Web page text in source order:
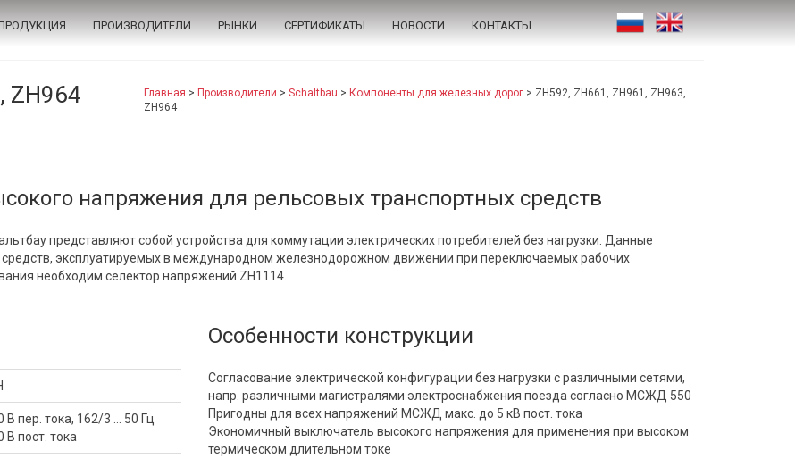
ПРОИЗВОДИТЕЛИ РЫНКИ СЕРТИФИКАТЫ НОВОСТИ КОНТАКТЫ
ZH964 Главная > Производители > Schaltbau > Компоненты для железных дорог > ZH592, ZH661, ZH961, ZH963,
ZH964
напряжения для рельсовых транспортных средств
представляют собой устройства для коммутации электрических потребителей без нагрузки. Данные
эксплуатируемых в международном железнодорожном движении при переключаемых рабочих
необходим селектор напряжений ZH1114.
В пер. тока, 162/3 … 50 Гц
В пост. тока
Особенности конструкции
Согласование электрической конфигурации без нагрузки с различными сетями,
напр. различными магистралями электроснабжения поезда согласно МСЖД 550
Пригодны для всех напряжений МСЖД макс. до 5 кВ пост. тока
Экономичный выключатель высокого напряжения для применения при высоком
термическом длительном токе